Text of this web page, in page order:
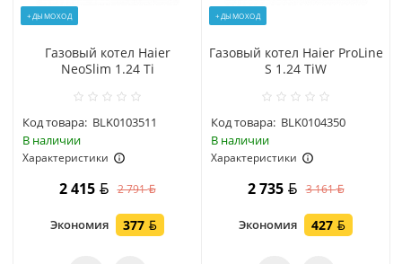
+ДЫМОХОД
Газовый котел Haier
NeoSlim 1.24 Ti
Код товара: BLK0103511
В наличии
Характеристики
2 415 2 791
Экономия 377
+ДЫМОХОД
Газовый котел Haier ProLine
S 1.24 TiW
Код товара: BLK0104350
В наличии
Характеристики
2 735 3 161
Экономия 427